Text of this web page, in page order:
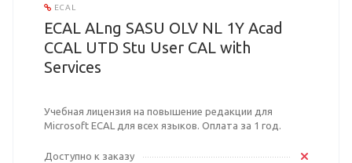
ECAL
ECAL ALng SASU OLV NL 1Y Acad
CCAL UTD Stu User CAL with
Services
Учебная лицензия на повышение редакции для
Microsoft ECAL для всех языков. Оплата за 1 год.
Доступно к заказу